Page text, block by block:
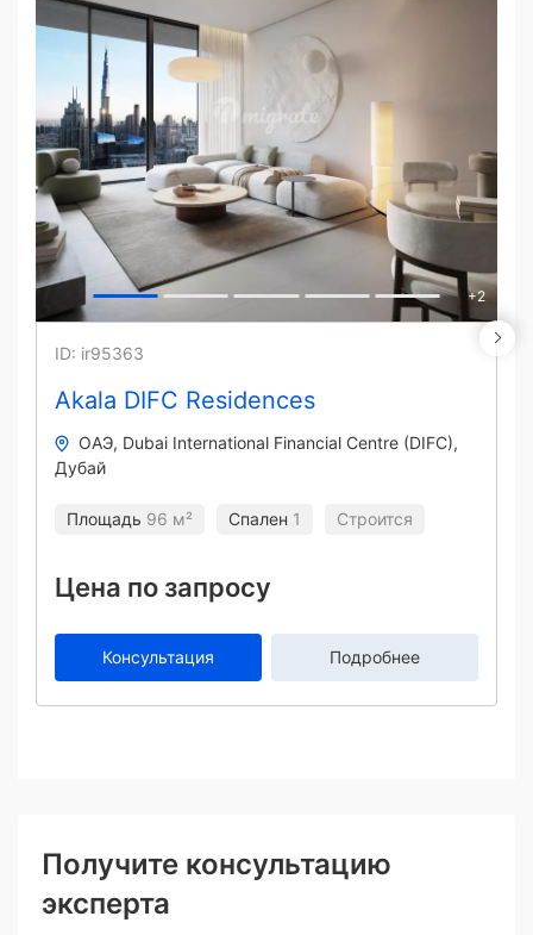
+2
Akala DIFC Residences
ID: ir95363
ОАЭ Dubai International Financial Centre (DIFC)
Дубай
Площадь 96 м² Спален 1 Строится
Цена по запросу
Консультация Подробнее
Получите консультацию
эксперта